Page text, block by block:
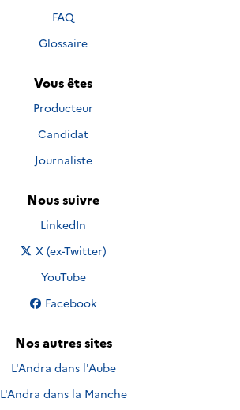
FAQ
Glossaire
Vous êtes
Producteur
Candidat
Journaliste
Nous suivre
Nous suivre sur
LinkedIn
Nous suivre sur
X (ex-Twitter)
Nous suivre sur
YouTube
Nous suivre sur
Facebook
Nos autres sites
L'Andra dans l'Aube
L'Andra dans la Manche